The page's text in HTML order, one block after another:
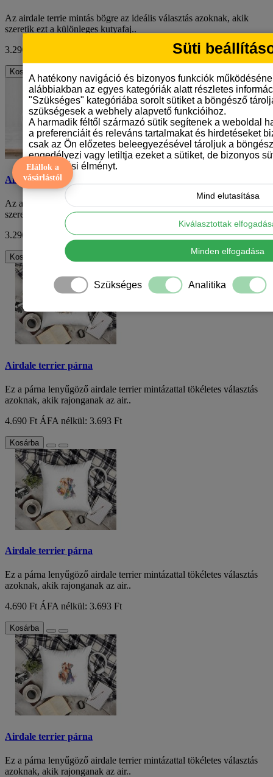
Az airdale terrie mintás bögre az ideális választás azoknak, akik
szeretik ezt a különleges kutyafaj..
3.290 Ft
Kosárba
Airdale terrier mintás bögre
Az airdale terrie mintás bögre az ideális választás azoknak, akik
szeretik ezt a különleges kutyafaj..
3.290 Ft
ÁFA nélkül: 2.591 Ft
Kosárba
Airdale terrier párna
Ez a párna lenyűgöző airdale terrier mintázattal tökéletes választás
azoknak, akik rajonganak az air..
4.690 Ft ÁFA nélkül: 3.693 Ft
Kosárba
Airdale terrier párna
Ez a párna lenyűgöző airdale terrier mintázattal tökéletes választás
azoknak, akik rajonganak az air..
4.690 Ft ÁFA nélkül: 3.693 Ft
Kosárba
Airdale terrier párna
Ez a párna lenyűgöző airdale terrier mintázattal tökéletes választás
azoknak, akik rajonganak az air..
Elállok a
vásárlástól
Süti
A hatékony navigáció és bizonyos funkciók
alábbiakban az egyes kategóriák alatt részletes
"Szükséges" kategóriába sorolt sütiket a böngésző
szükségesek a webhely alapvető funkcióihoz.
A harmadik féltől származó sütik segítenek a weboldal
a preferenciáit és releváns tartalmakat és hirdetéseket
csak az Ön előzetes beleegyezésével tároljuk a
engedélyezi vagy letiltja ezeket a sütiket, de bizonyos
böngészési élményt.
Mind elutasítása
Kiválasztottak
Minden elfogadása
Szükséges Analitika